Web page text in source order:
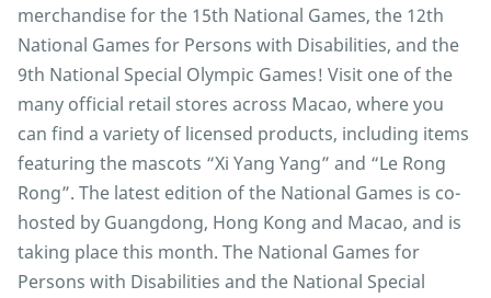
merchandise for the 15th National Games, the 12th
National Games for Persons with Disabilities, and the
9th National Special Olympic Games! Visit one of the
many official retail stores across Macao, where you
can find a variety of licensed products, including items
featuring the mascots “Xi Yang Yang” and “Le Rong
Rong”. The latest edition of the National Games is co-
hosted by Guangdong, Hong Kong and Macao, and is
taking place this month. The National Games for
Persons with Disabilities and the National Special